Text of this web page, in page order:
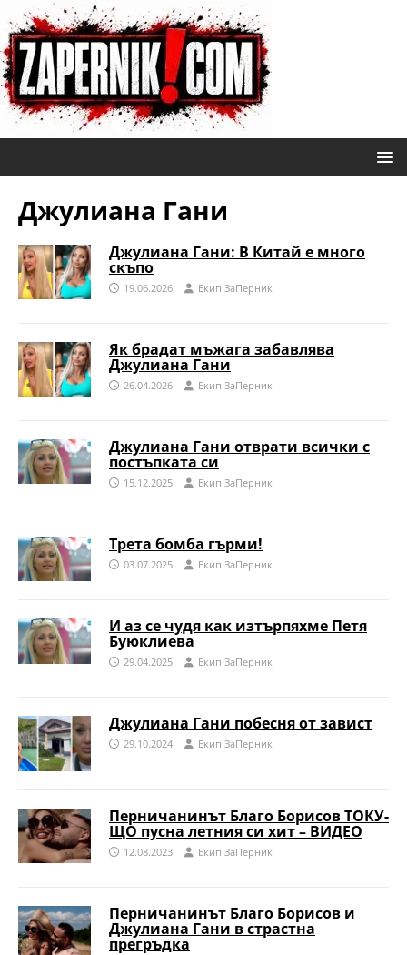
Джулиана Гани
Джулиана Гани: В Китай е много
скъпо
19.06.2026 Eкип ЗаПерник
Як брадат мъжага забавлява
Джулиана Гани
26.04.2026 Eкип ЗаПерник
Джулиана Гани отврати всички с
постъпката си
15.12.2025 Eкип ЗаПерник
Трета бомба гърми!
03.07.2025 Eкип ЗаПерник
И аз се чудя как изтърпяхме Петя
Буюклиева
29.04.2025 Eкип ЗаПерник
Джулиана Гани побесня от завист
29.10.2024 Eкип ЗаПерник
Перничанинът Благо Борисов ТОКУ-
ЩО пусна летния си хит – ВИДЕО
12.08.2023 Eкип ЗаПерник
Перничанинът Благо Борисов и
Джулиана Гани в страстна
прегръдка